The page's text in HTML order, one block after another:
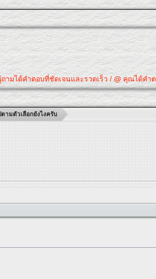
คำตอบที่ชัดเจนและรวดเร็ว / @ คุณได้คำตอบที่
ามตัวเลือกยังไงครับ